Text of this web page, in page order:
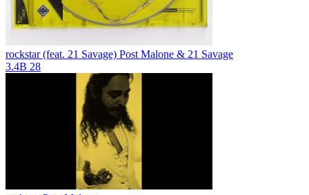
rockstar (feat. 21 Savage) Post Malone & 21 Savage
3.4B 28